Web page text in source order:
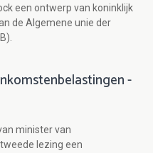
een ontwerp van koninklijk
de Algemene unie der
-
minister van
lezing een